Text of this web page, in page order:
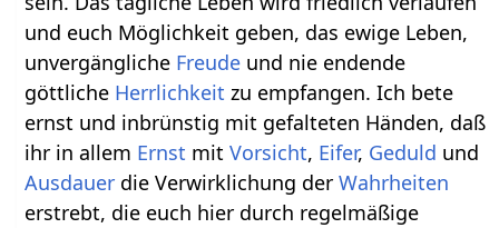
und euch Möglichkeit geben, das ewige Leben,
unvergängliche Freude und nie endende
göttliche Herrlichkeit zu empfangen. Ich bete
ernst und inbrünstig mit gefalteten Händen, daß
ihr in allem Ernst mitVorsicht, Eifer, Geduld und
Ausdauer die Verwirklichung derWahrheiten
erstrebt, die euch hier durch regelmäßige